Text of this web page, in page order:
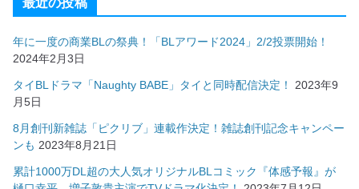
年に一度の商業BLの祭典！「BLアワード2024」2/2投票開始！
2024年2月3日
タイBLドラマ「Naughty BABE」タイと同時配信決定！
2023年9
月5日
8月創刊新雑誌「ピクリブ」連載作決定！雑誌創刊記念キャンペー
ンも 2023年8月21日
累計1000万DL超の大人気オリジナルBLコミック『体感予報』が